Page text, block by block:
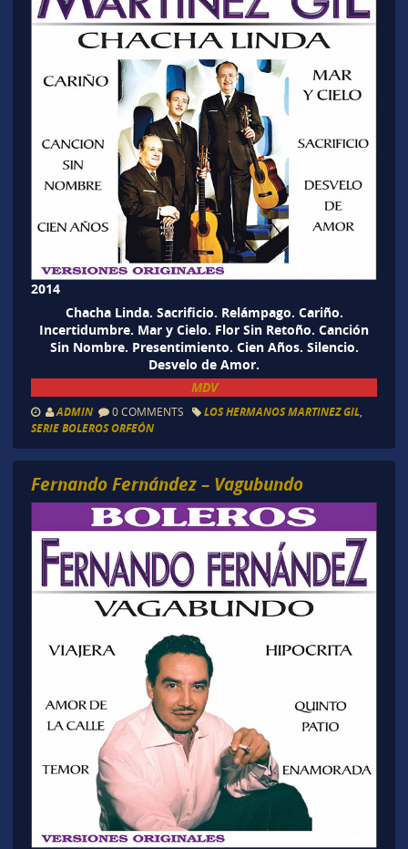
2014
Chacha Linda. Sacrificio. Relámpago. Cariño.
Incertidumbre. Mar y Cielo. Flor Sin Retoño. Canción
Sin Nombre. Presentimiento. Cien Años. Silencio.
Desvelo de Amor.
MDV
ADMIN 0 COMMENTS LOS HERMANOS MARTINEZ GIL,
SERIE BOLEROS ORFEÓN
Fernando Fernández – Vagubundo